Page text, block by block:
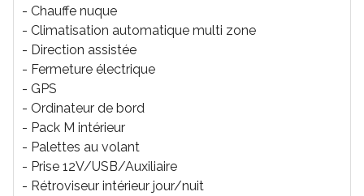
- Chauffe nuque
- Climatisation automatique multi zone
- Direction assistée
- Fermeture électrique
- GPS
- Ordinateur de bord
- Pack M intérieur
- Palettes au volant
- Prise 12V/USB/Auxiliaire
- Rétroviseur intérieur jour/nuit